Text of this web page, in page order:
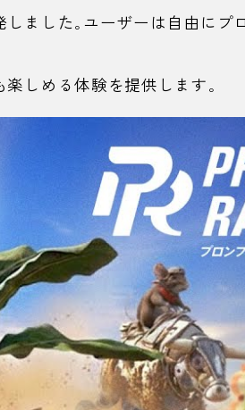
しました。ユーザーは自由に
しめる体験を提供します。